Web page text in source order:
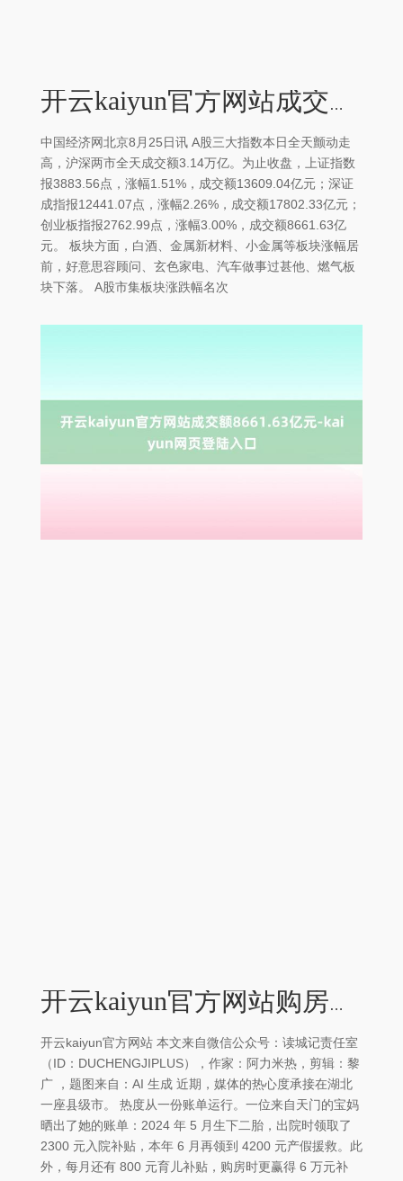
开云kaiyun官方网站成交额8661.63亿元-kaiyun网页登陆入口
中国经济网北京8月25日讯 A股三大指数本日全天颤动走
高，沪深两市全天成交额3.14万亿。为止收盘，上证指数
报3883.56点，涨幅1.51%，成交额13609.04亿元；深证
成指报12441.07点，涨幅2.26%，成交额17802.33亿元；
创业板指报2762.99点，涨幅3.00%，成交额8661.63亿
元。 板块方面，白酒、金属新材料、小金属等板块涨幅居
前，好意思容顾问、玄色家电、汽车做事过甚他、燃气板
块下落。 A股市集板块涨跌幅名次
开云kaiyun官方网站购房补贴分别上升至 6 万元、12 万元-kaiyun网页登陆入口
开云kaiyun官方网站 本文来自微信公众号：读城记责任室
（ID：DUCHENGJIPLUS），作家：阿力米热，剪辑：黎
广 ，题图来自：AI 生成 近期，媒体的热心度承接在湖北
一座县级市。 热度从一份账单运行。一位来自天门的宝妈
晒出了她的账单：2024 年 5 月生下二胎，出院时领取了
2300 元入院补贴，本年 6 月再领到 4200 元产假援救。此
外，每月还有 800 元育儿补贴，购房时更赢得 6 万元补